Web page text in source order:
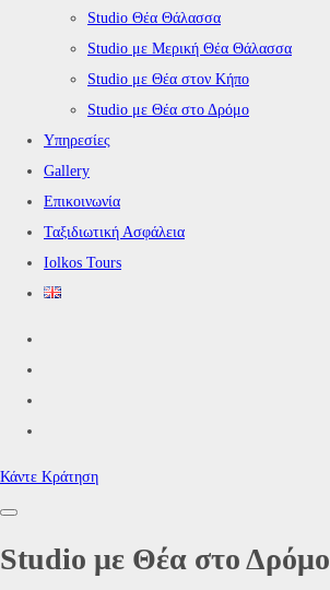
Studio Θέα Θάλασσα
Studio με Μερική Θέα Θάλασσα
Studio με Θέα στον Κήπο
Studio με Θέα στο Δρόμο
Υπηρεσίες
Gallery
Επικοινωνία
Ταξιδιωτική Ασφάλεια
Iolkos Tours
Κάντε Κράτηση
Studio με Θέα στο Δρόμο